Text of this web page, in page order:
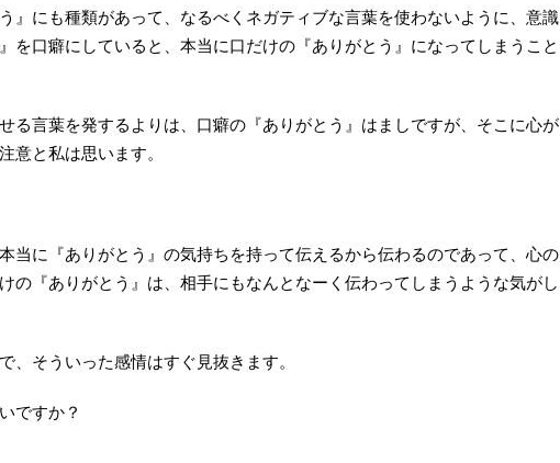
』にも種類があって、なるべくネガティブな言葉を使わないように、意識
を口癖にしていると、本当に口だけの『ありがとう』になってしまうこと
る言葉を発するよりは、口癖の『ありがとう』はましですが、そこに心が
意と私は思います。
本当に『ありがとう』の気持ちを持って伝えるから伝わるのであって、心の
の『ありがとう』は、相手にもなんとなーく伝わってしまうような気がし
、そういった感情はすぐ見抜きます。
ですか？